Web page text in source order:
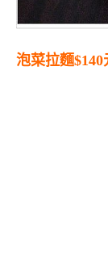
泡菜拉麵$140